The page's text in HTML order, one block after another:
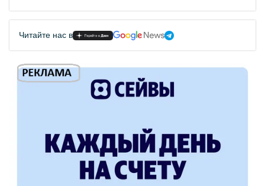
Читайте нас в